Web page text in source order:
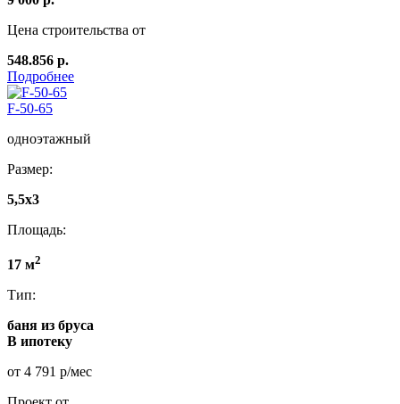
Цена строительства от
548.856 р.
Подробнее
F-50-65
одноэтажный
Размер:
5,5x3
Площадь:
17 м2
Тип:
баня из бруса
В ипотеку
от 4 791 р/мес